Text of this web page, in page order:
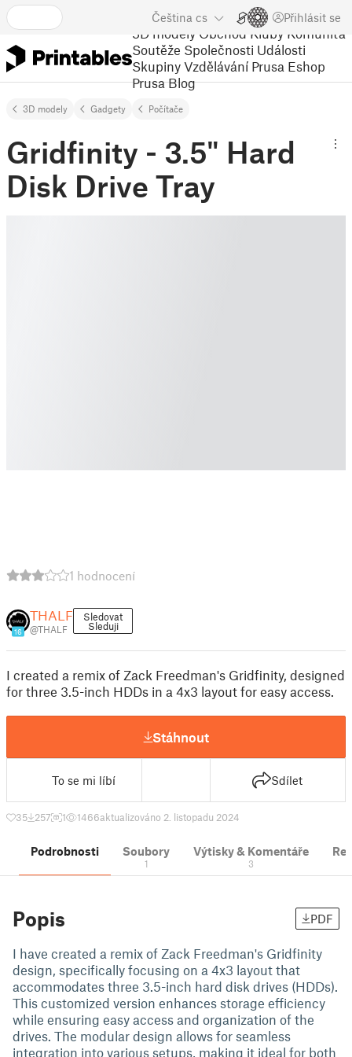
Čeština cs Přihlásit se
3D modely Obchod Kluby Komunita
Soutěže Společnosti Události
Skupiny Vzdělávání Prusa Eshop
Prusa Blog
3D modely Gadgety Počítače
Gridfinity - 3.5" Hard
Disk Drive Tray
1 hodnocení
16
THALF
@THALF
Sledovat
Sleduji
I created a remix of Zack Freedman's Gridfinity, designed
for three 3.5-inch HDDs in a 4x3 layout for easy access.
Stáhnout
To se mi líbí Sdílet
35 257 1 1466aktualizováno 2. listopadu 2024
Podrobnosti Soubory
1
Výtisky & Komentáře
3
Popis PDF
I have created a remix of Zack Freedman's Gridfinity
design, specifically focusing on a 4x3 layout that
accommodates three 3.5-inch hard disk drives (HDDs).
This customized version enhances storage efficiency
while ensuring easy access and organization of the
drives. The modular design allows for seamless
integration into various setups, making it ideal for both